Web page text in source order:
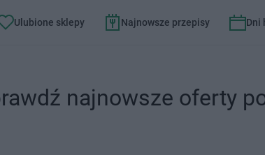
Ulubione sklepy Najnowsze przepisy Dni
najnowsze oferty